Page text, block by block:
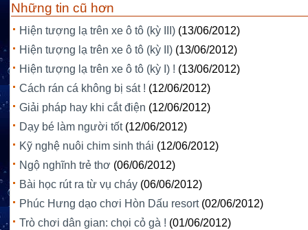
Những tin cũ hơn
Hiện tượng lạ trên xe ô tô (kỳ III) (13/06/2012)
Hiện tượng lạ trên xe ô tô (kỳ II) (13/06/2012)
Hiện tượng lạ trên xe ô tô (kỳ I) ! (13/06/2012)
Cách rán cá không bị sát ! (12/06/2012)
Giải pháp hay khi cắt điện (12/06/2012)
Dạy bé làm người tốt (12/06/2012)
Kỹ nghệ nuôi chim sinh thái (12/06/2012)
Ngộ nghĩnh trẻ thơ (06/06/2012)
Bài học rút ra từ vụ cháy (06/06/2012)
Phúc Hưng dạo chơi Hòn Dấu resort (02/06/2012)
Trò chơi dân gian: chọi cỏ gà ! (01/06/2012)